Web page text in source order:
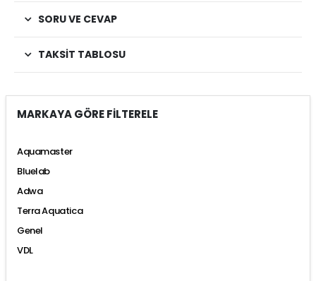
SORU VE CEVAP
TAKSIT TABLOSU
MARKAYA GÖRE FİLTERELE
Aquamaster
Bluelab
Adwa
Terra Aquatica
Genel
VDL